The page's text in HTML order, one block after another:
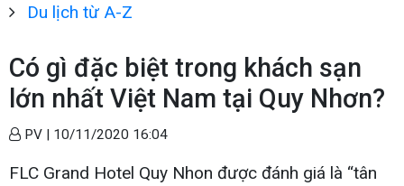
Du lịch từ A-Z
Có gì đặc biệt trong khách sạn
lớn nhất Việt Nam tại Quy Nhơn?
PV | 10/11/2020 16:04
FLC Grand Hotel Quy Nhon được đánh giá là “tân